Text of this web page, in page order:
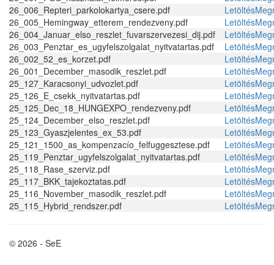
26_006_Repteri_parkolokartya_csere.pdf
Letöltés
26_005_Hemingway_etterem_rendezveny.pdf
Letöltés
26_004_Januar_elso_reszlet_fuvarszervezesi_dij.pdf
Letöltés
26_003_Penztar_es_ugyfelszolgalat_nyitvatartas.pdf
Letöltés
26_002_52_es_korzet.pdf
Letöltés
26_001_December_masodik_reszlet.pdf
Letöltés
25_127_Karacsonyi_udvozlet.pdf
Letöltés
25_126_E_csekk_nyitvatartas.pdf
Letöltés
25_125_Dec_18_HUNGEXPO_rendezveny.pdf
Letöltés
25_124_December_elso_reszlet.pdf
Letöltés
25_123_Gyaszjelentes_ex_53.pdf
Letöltés
25_121_1500_as_kompenzacío_felfuggesztese.pdf
Letöltés
25_119_Penztar_ugyfelszolgalat_nyitvatartas.pdf
Letöltés
25_118_Rase_szerviz.pdf
Letöltés
25_117_BKK_tajekoztatas.pdf
Letöltés
25_116_November_masodik_reszlet.pdf
Letöltés
25_115_Hybrid_rendszer.pdf
Letöltés
© 2026 - SeE